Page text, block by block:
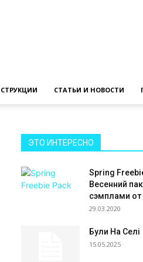
СТАТЬИ И НОВОСТИ
ЭТО ИНТЕРЕСНО
Spring
Весенний
сэмплами от
29.03.2020
Були На Селі
15.05.2025